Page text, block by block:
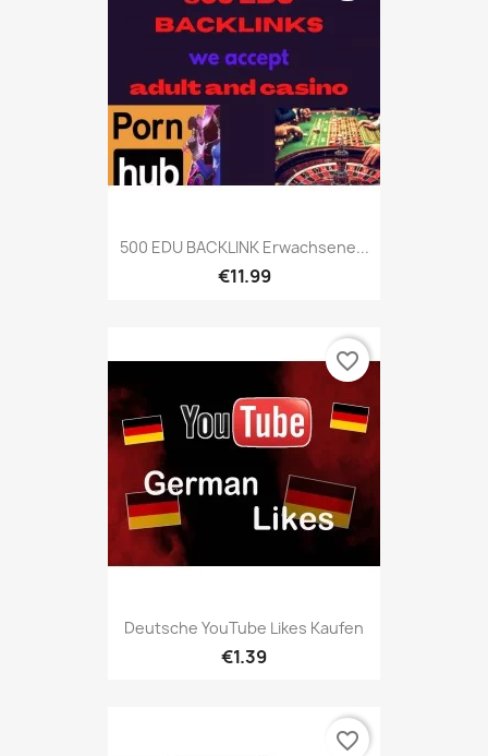
500 EDU BACKLINK Erwachsene...
€11.99
Deutsche YouTube Likes Kaufen
€1.39
favorite_border
favorite_border